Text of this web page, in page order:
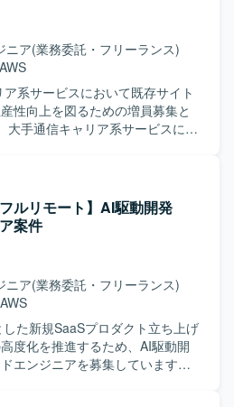
客ミーティング同席なども想定
取り組める方を求めておりま
大切にし、課題に対して柔軟に
ます。 プロジェクトの一員とし
業務を推進していただける方を
技術の習得や活用に前向きに取
術を実践的に習得・強化してい
から既存サービス拡大まで幅広
、設計から運用まで一連の経験
術担当として顧客と直接コミュ
あり、技術力とビジネス理解の
Proが
います。 JavaScript、React、
を中心に、一部AWSを利用
チャなどを用いて開発を進めて
ニア(業務委託・フリーランス)
AWS
ア系サービスにおいて既存サイト
性向上を図るための増員募集と
したAI駆動開発を行います。要件
構造化し実装へつなげるほか、
継続的なサービス改善、仕様整
物のレビューおよび品質担保も
学習・改善していける方を求め
発スタイルに柔軟に対応でき、
ーションを取りながら主体的に
です。 【ポジションの
した環境で、最新のAI支援ツー
エンド開発に携わることができ
ルリモート】AI駆動開発
案件
ニア(業務委託・フリーランス)
AWS
した新規SaaSプロダクト立ち上げ
度化を推進するため、AI駆動開
エンジニアを募集しています。